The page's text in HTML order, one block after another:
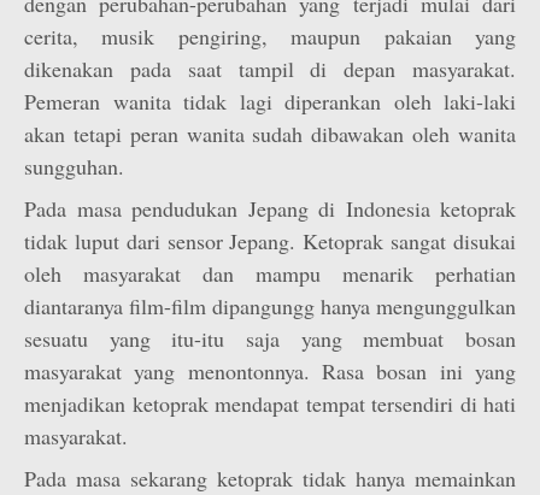
cerita, musik pengiring, maupun pakaian yang
dikenakan pada saat tampil di depan masyarakat.
Pemeran wanita tidak lagi diperankan oleh laki-laki
akan tetapi peran wanita sudah dibawakan oleh wanita
sungguhan.
Pada masa pendudukan Jepang di Indonesia ketoprak
tidak luput dari sensor Jepang. Ketoprak sangat disukai
oleh masyarakat dan mampu menarik perhatian
diantaranya film-film dipangungg hanya mengunggulkan
sesuatu yang itu-itu saja yang membuat bosan
masyarakat yang menontonnya. Rasa bosan ini yang
menjadikan ketoprak mendapat tempat tersendiri di hati
masyarakat.
Pada masa sekarang ketoprak tidak hanya memainkan